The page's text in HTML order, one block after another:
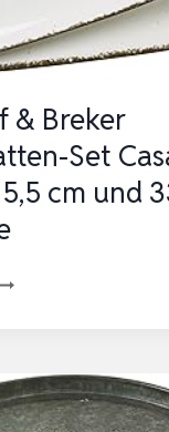
LÄNGLICHER
& Breker
Set
cm und